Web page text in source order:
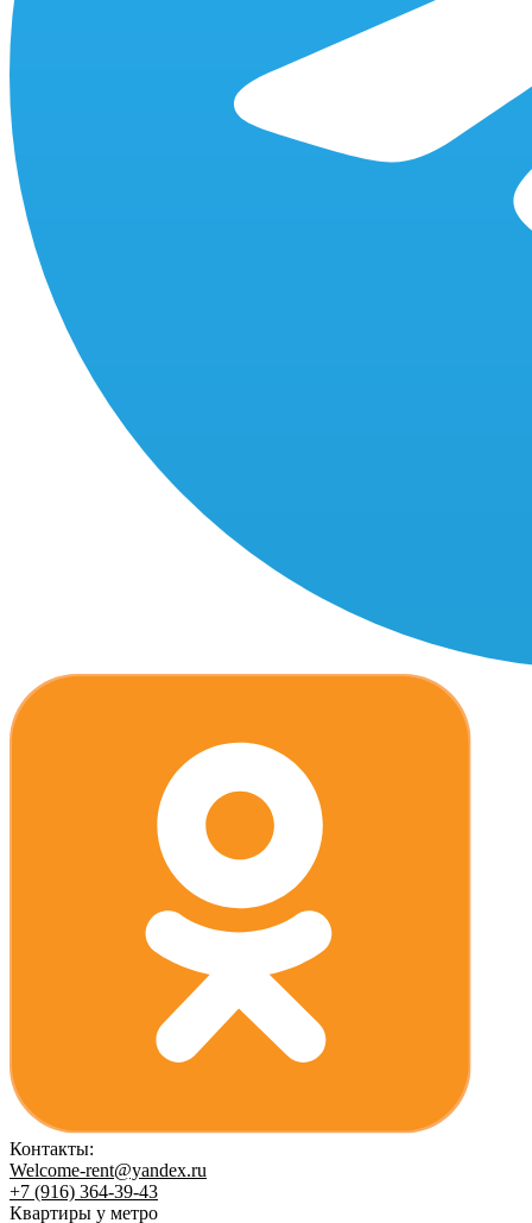
Контакты:
Welcome-rent@yandex.ru
+7 (916) 364-39-43
Квартиры у метро